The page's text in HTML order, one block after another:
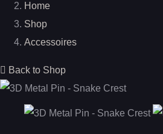
Home
Shop
Accessoires
Back to Shop